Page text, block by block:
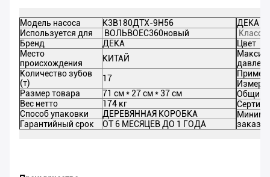
Модель насоса
К3В180ДТХ-9Н56
Используется для
ВОЛЬВОEC360новый
Бренд
ДЕКА
Место
происхождения
КИТАЙ
Количество зубов
(т)
17
Размер товара
71 см * 27 см * 37 см
Вес нетто
174 кг
Способ упаковки
ДЕРЕВЯННАЯ КОРОБКА
Гарантийный срок
ОТ 6 МЕСЯЦЕВ ДО 1 ГОДА
ДЕКА
Класс
Цвет
Общий
заказ